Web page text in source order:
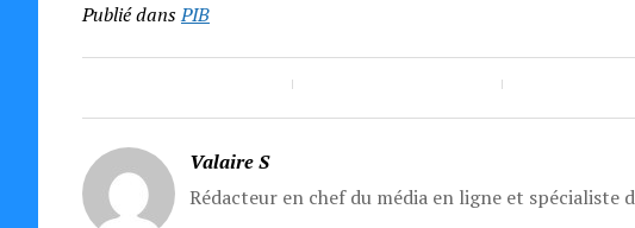
Publié dansPIB
Valaire S
Rédacteur en chef du média en ligne et